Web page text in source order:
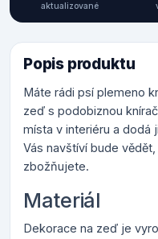
aktualizované
Popis produktu
Máte rádi psí plemeno
zeď s podobiznou
místa v interiéru a dodá
Vás navštíví bude
zbožňujete.
Materiál
Dekorace na zeď je